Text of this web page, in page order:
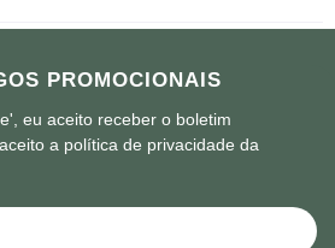
PROMOCIONAIS
eu aceito receber o boletim
a política de privacidade da